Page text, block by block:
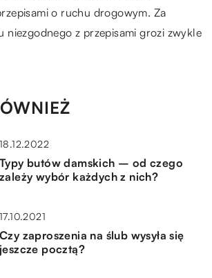
o ruchu drogowym. Za
niezgodnego z przepisami grozi zwykle
18.12.2022
Typy butów damskich – od czego
zależy wybór każdych z nich?
17.10.2021
Czy zaproszenia na ślub wysyła się
jeszcze pocztą?